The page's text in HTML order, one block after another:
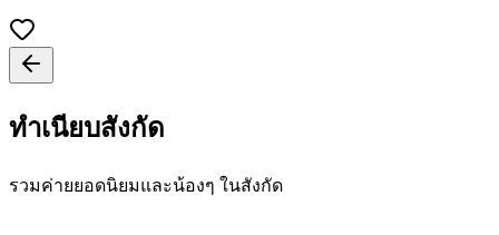
ทำเนียบสังกัด
รวมค่ายยอดนิยมและน้องๆ ในสังกัด